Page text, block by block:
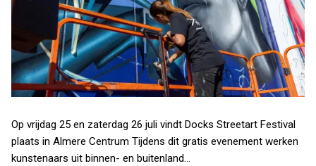
Op vrijdag 25 en zaterdag 26 juli vindt Docks Streetart Festival
plaats in Almere Centrum Tijdens dit gratis evenement werken
kunstenaars uit binnen- en buitenland…